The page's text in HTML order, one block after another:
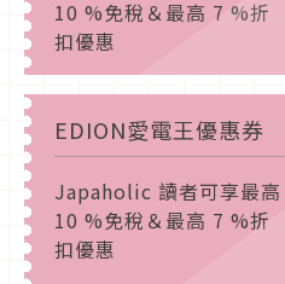
10 %免稅＆最高 7 %折
扣優惠
EDION愛電王優惠券
Japaholic 讀者可享最高
10 %免稅＆最高 7 %折
扣優惠